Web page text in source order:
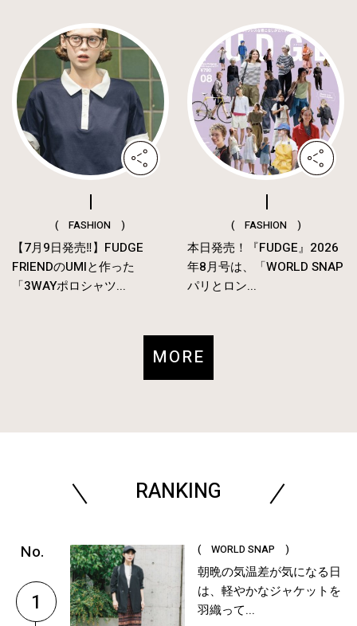
( FASHION )
【7月9日発売‼︎】FUDGE
FRIENDのUMIと作った
「3WAYポロシャツ...
( FASHION )
本日発売！『FUDGE』2026
年8月号は、「WORLD SNAP
パリとロン...
MORE
RANKING
1
( WORLD SNAP )
朝晩の気温差が気になる日
は、軽やかなジャケットを
羽織って...